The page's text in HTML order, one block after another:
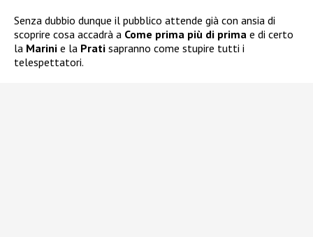
Senza dubbio dunque il pubblico attende già con ansia di
scoprire cosa accadrà a Come prima più di prima e di certo
la Marini e la Prati sapranno come stupire tutti i
telespettatori.